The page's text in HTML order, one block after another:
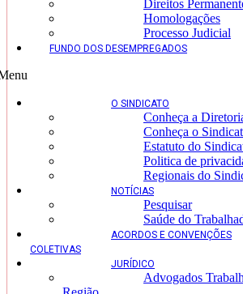
Direitos
Homologações
Processo Judicial
FUNDO DOS DESEMPREGADOS
O SINDICATO
Conheça a
Conheça o
Estatuto do
Politica de
Regionais do
NOTÍCIAS
Pesquisar
Saúde do
ACORDOS E CONVENÇÕES
COLETIVAS
JURÍDICO
Advogados